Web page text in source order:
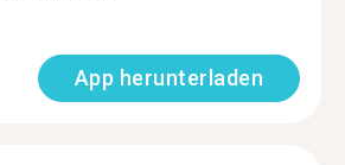
App herunterladen